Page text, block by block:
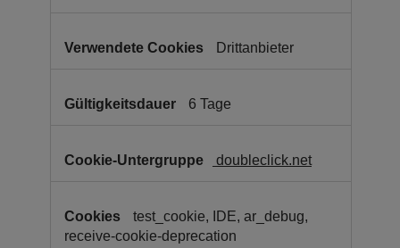
Drittanbieter
6 Tage
doubleclick.net
test_cookie, IDE, ar_debug,
receive-cookie-deprecation